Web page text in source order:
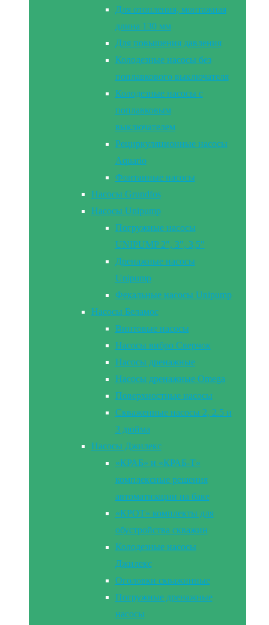
Для отопления, монтажная
длина 130 мм
Для повышения давления
Колодезные насосы без
поплавкового выключателя
Колодезные насосы с
поплавковым
выключателем
Рециркуляционные насосы
Aquario
Фонтанные насосы
Насосы Grundfos
Насосы Unipump
Погружные насосы
UNIPUMP 2″, 3″, 3,5″
Дренажные насосы
Unipump
Фекальные насосы Unipump
Насосы Беламос
Винтовые насосы
Насосы вибро Сверчок
Насосы дренажные
Насосы дренажные Omega
Поверхностные насосы
Скваженные насосы 2, 2.5 и
3 дюйма
Насосы Джилекс
«КРАБ» и «КРАБ-Т»
комплексные решения
автоматизации на баке
«КРОТ» комплекты для
обустройства скважин
Колодезные насосы
Джилекс
Оголовки скважинные
Погружные дренажные
насосы